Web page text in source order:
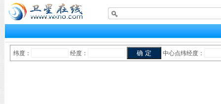
纬度： 经度： 中心点纬经度：